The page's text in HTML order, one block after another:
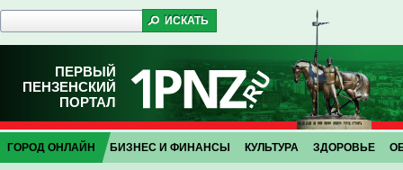
ПЕРВЫЙ
ПЕНЗЕНСКИЙ
ПОРТАЛ
ГОРОД ОНЛАЙН БИЗНЕС И ФИНАНСЫ КУЛЬТУРА ЗДОРОВЬЕ